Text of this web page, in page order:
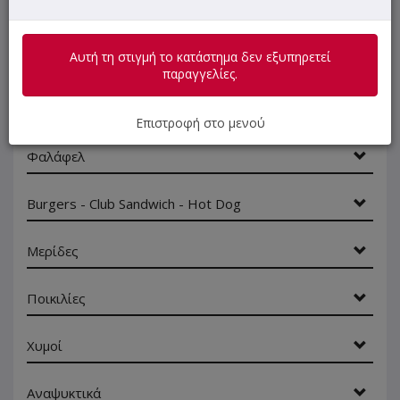
Πίτα Σκεπαστή
Φαλάφελ
Burgers - Club Sandwich - Hot Dog
Μερίδες
Ποικιλίες
Χυμοί
Αναψυκτικά
Αυτή τη στιγμή το κατάστημα δεν εξυπηρετεί
παραγγελίες.
Επιστροφή στο μενού